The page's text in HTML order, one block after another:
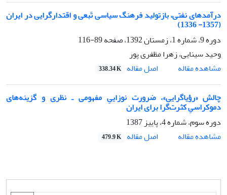
درآمدهای نفتی، بازتولید فرهنگ سیاسی تَبعی و اقتدارگرایی در ایران
(1357- 1336)
دوره 9، شماره 1، زمستان 1392، صفحه
89-116
وحید سینایی، زهرا مظفری پور
مشاهده مقاله
اصل مقاله 338.34 K
چالش «رؤیاگرایی»، ضرورت نوزاییِ مفهومی ـ نظری و گزینه‌های
دموکراسیِ کثرت‌گرا برای ایران
دوره سوم، شماره 4، پاییز 1387
مشاهده مقاله
اصل مقاله 479.9 K